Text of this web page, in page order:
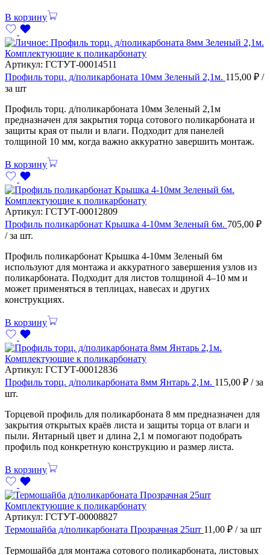
В корзину
Комплектующие к поликарбонату
Артикул: ГСТУТ-00014511
Профиль торц. д/поликарбоната 10мм Зеленый 2,1м. 115,00 ₽ /
за шт
Профиль торц. д/поликарбоната 10мм Зеленый 2,1м
предназначен для закрытия торца сотового поликарбоната и
защиты края от пыли и влаги. Подходит для панелей
толщиной 10 мм, когда важно аккуратно завершить монтаж.
В корзину
Комплектующие к поликарбонату
Артикул: ГСТУТ-00012809
Профиль поликарбонат Крышка 4-10мм Зеленый 6м. 705,00 ₽
/ за шт.
Профиль поликарбонат Крышка 4-10мм Зеленый 6м
используют для монтажа и аккуратного завершения узлов из
поликарбоната. Подходит для листов толщиной 4–10 мм и
может применяться в теплицах, навесах и других
конструкциях.
В корзину
Комплектующие к поликарбонату
Артикул: ГСТУТ-00012836
Профиль торц. д/поликарбоната 8мм Янтарь 2,1м. 115,00 ₽ / за
шт.
Торцевой профиль для поликарбоната 8 мм предназначен для
закрытия открытых краёв листа и защиты торца от влаги и
пыли. Янтарный цвет и длина 2,1 м помогают подобрать
профиль под конкретную конструкцию и размер листа.
В корзину
Комплектующие к поликарбонату
Артикул: ГСТУТ-00008827
Термошайба д/поликарбоната Прозрачная 25шт 11,00 ₽ / за шт
Термошайба для монтажа сотового поликарбоната, листовых